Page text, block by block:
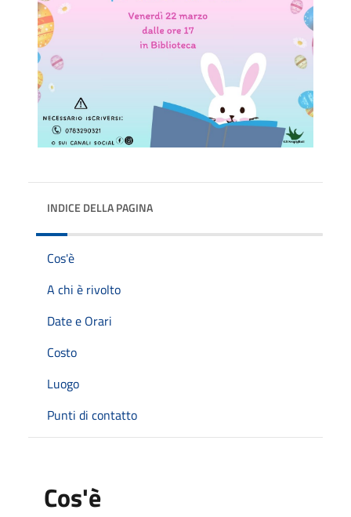
INDICE DELLA PAGINA
Cos'è
A chi è rivolto
Date e Orari
Costo
Luogo
Punti di contatto
Cos'è